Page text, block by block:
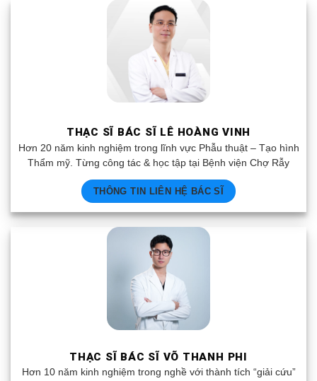
THẠC SĨ BÁC SĨ LÊ HOÀNG VINH
Hơn 20 năm kinh nghiệm trong lĩnh vực Phẫu thuật – Tạo hình
Thẩm mỹ. Từng công tác & học tập tại Bệnh viện Chợ Rẫy
THÔNG TIN LIÊN HỆ BÁC SĨ
THẠC SĨ BÁC SĨ VÕ THANH PHI
Hơn 10 năm kinh nghiệm trong nghề với thành tích “giải cứu”